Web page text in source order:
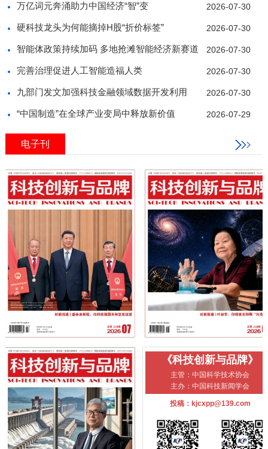
万亿词元奔涌助力中国经济“智”变 2026-07-30
硬科技龙头为何能摘掉H股“折价标签” 2026-07-30
智能体政策持续加码 多地抢滩智能经济新赛道 2026-07-30
完善治理促进人工智能造福人类 2026-07-30
九部门发文加强科技金融领域数据开发利用 2026-07-30
“中国制造”在全球产业变局中释放新价值 2026-07-29
电子刊
《科技创新与品牌》
主管：中国科学技术协会
主办：中国科技新闻学会
投稿：kjcxpp@139.com